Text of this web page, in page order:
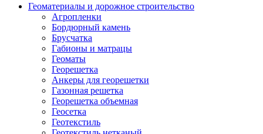
Геоматериалы и дорожное строительство
Агропленки
Бордюрный камень
Брусчатка
Габионы и матрацы
Геоматы
Георешетка
Анкеры для георешетки
Газонная решетка
Георешетка объемная
Геосетка
Геотекстиль